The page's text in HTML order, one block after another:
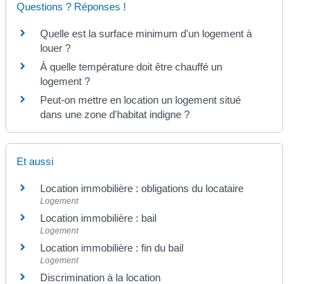
Questions ? Réponses !
Quelle est la surface minimum d'un logement à
louer ?
À quelle température doit être chauffé un
logement ?
Peut-on mettre en location un logement situé
dans une zone d'habitat indigne ?
Et aussi
Location immobilière : obligations du locataire
Logement
Location immobilière : bail
Logement
Location immobilière : fin du bail
Logement
Discrimination à la location